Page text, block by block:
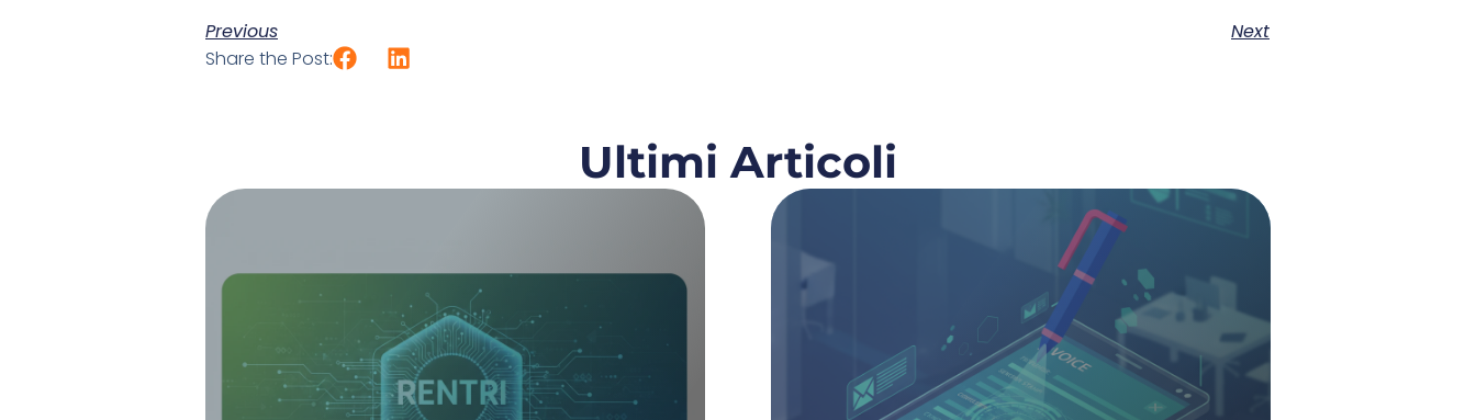
Previous
Next
Share the Post:
Ultimi Articoli